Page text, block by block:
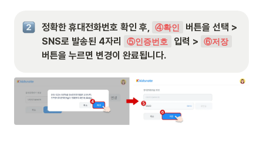
정확한 휴대전화번호 확인 후, ④확인
버튼을 선택 >
SNS로 발송된 4자리
⑤인증번호 입력 > ⑥저장
버튼을 누르면 변경이 완료됩니다.